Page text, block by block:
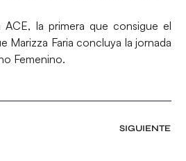
ACE, la primera que consigue el
Marizza Faria concluya la jornada
Femenino.
SIGUIENTE